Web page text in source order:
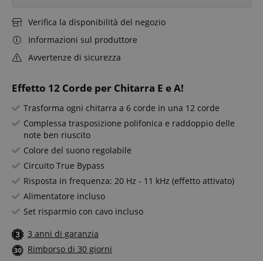
Effetto 12 Corde per Chitarra E e A!
Trasforma ogni chitarra a 6 corde in una 12 corde
Complessa trasposizione polifonica e raddoppio delle
note ben riuscito
Colore del suono regolabile
Circuito True Bypass
Risposta in frequenza: 20 Hz - 11 kHz (effetto attivato)
Alimentatore incluso
Set risparmio con cavo incluso
3 anni di garanzia
Rimborso di 30 giorni
Verifica la disponibilità del negozio
Informazioni sul produttore
Avvertenze di sicurezza